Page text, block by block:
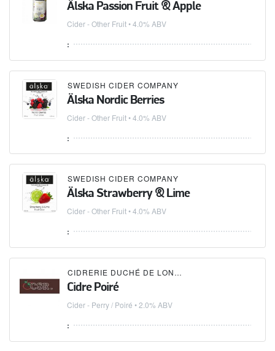
Älska Passion Fruit & Apple
Cider - Other Fruit• 4.0% ABV
:
SWEDISH CIDER COMPANY
Älska Nordic Berries
Cider - Other Fruit• 4.0% ABV
:
SWEDISH CIDER COMPANY
Älska Strawberry & Lime
Cider - Other Fruit• 4.0% ABV
:
CIDRERIE DUCHÉ DE LONGUEVILLE
Cidre Poiré
Cider - Perry / Poiré • 2.0% ABV
: